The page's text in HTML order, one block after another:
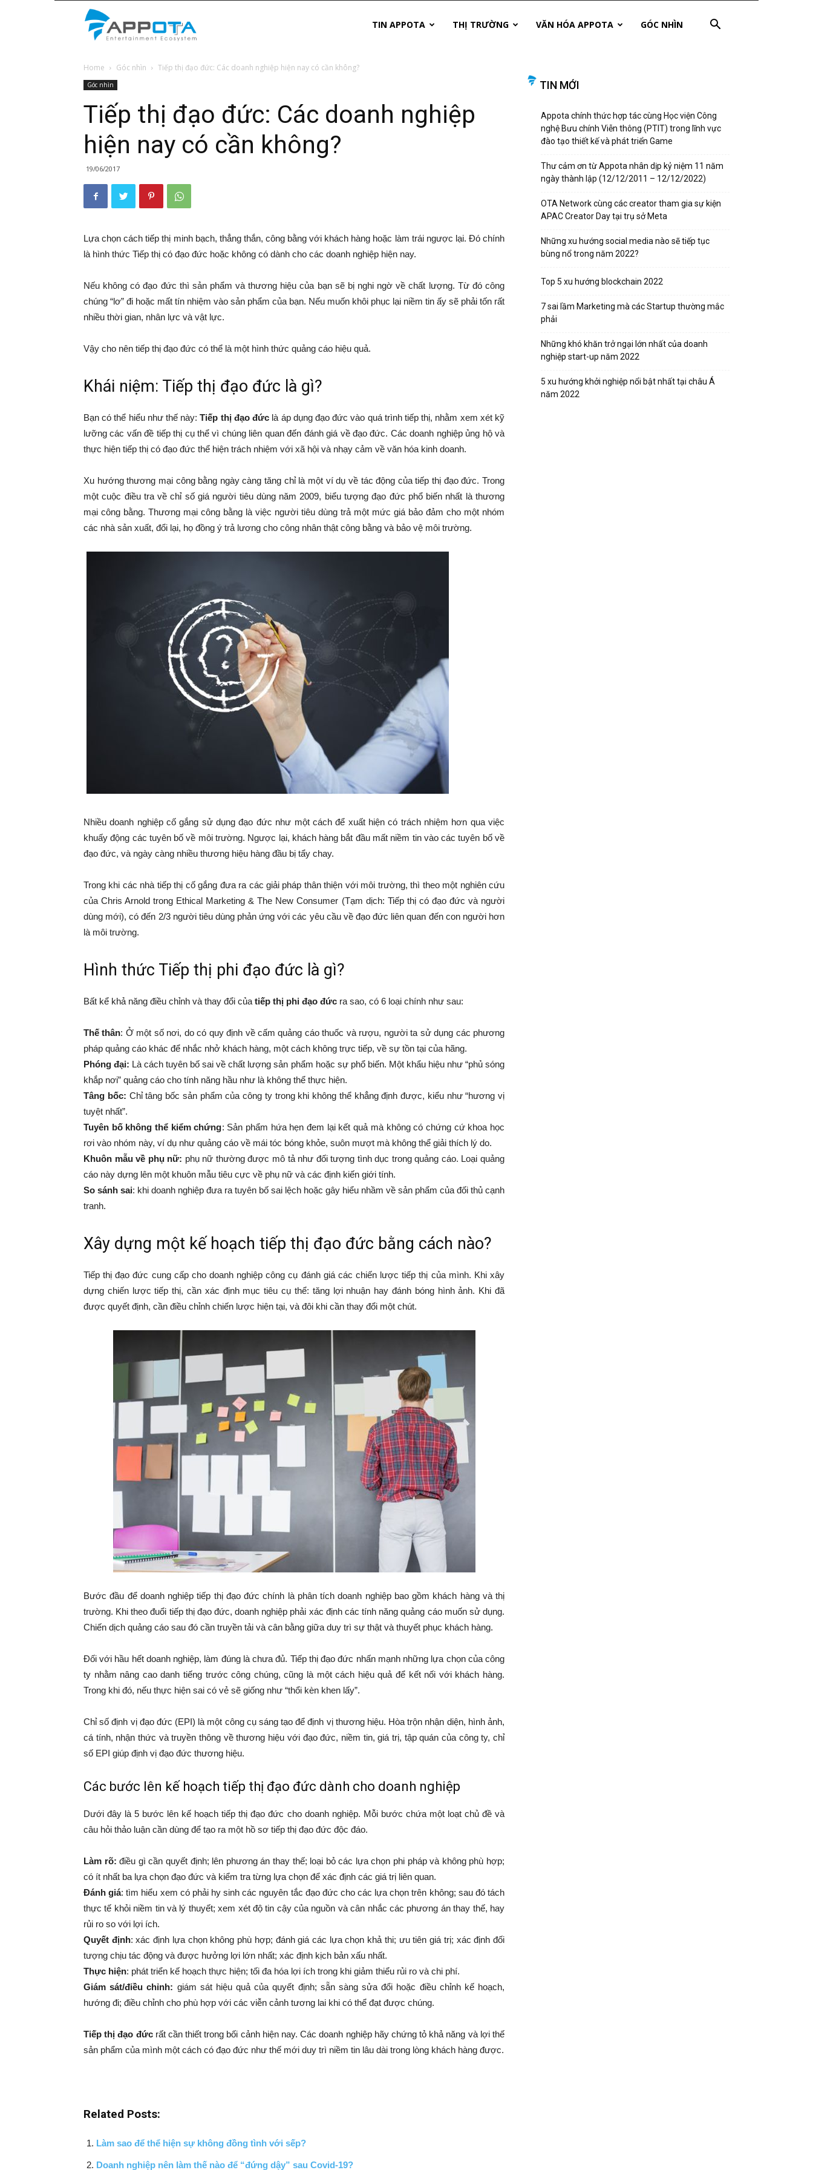
News
TIN APPOTA THỊ TRƯỜNG VĂN HÓA APPOTA GÓC NHÌN
Home Góc nhìn Tiếp thị đạo đức: Các doanh nghiệp hiện nay có cần không?
Góc nhìn
Tiếp thị đạo đức: Các doanh nghiệp
hiện nay có cần không?
19/06/2017
Lựa chọn cách tiếp thị minh bạch, thẳng thắn, công bằng với khách hàng hoặc làm trái ngược lại. Đó chính
là hình thức Tiếp thị có đạo đức hoặc không có dành cho các doanh nghiệp hiện nay.
Nếu không có đạo đức thì sản phẩm và thương hiệu của bạn sẽ bị nghi ngờ về chất lượng. Từ đó công
chúng “lơ” đi hoặc mất tín nhiệm vào sản phẩm của bạn. Nếu muốn khôi phục lại niềm tin ấy sẽ phải tốn rất
nhiều thời gian, nhân lực và vật lực.
Vậy cho nên tiếp thị đạo đức có thể là một hình thức quảng cáo hiệu quả.
Khái niệm: Tiếp thị đạo đức là gì?
Bạn có thể hiểu như thế này:Tiếp thị đạo đức là áp dụng đạo đức vào quá trình tiếp thị, nhằm xem xét kỹ
lưỡng các vấn đề tiếp thị cụ thể vì chúng liên quan đến đánh giá về đạo đức. Các doanh nghiệp ủng hộ và
thực hiện tiếp thị có đạo đức thể hiện trách nhiệm với xã hội và nhạy cảm về văn hóa kinh doanh.
Xu hướng thương mại công bằng ngày càng tăng chỉ là một ví dụ về tác động của tiếp thị đạo đức. Trong
một cuộc điều tra về chỉ số giá người tiêu dùng năm 2009, biểu tượng đạo đức phổ biến nhất là thương
mại công bằng. Thương mại công bằng là việc người tiêu dùng trả một mức giá bảo đảm cho một nhóm
các nhà sản xuất, đổi lại, họ đồng ý trả lương cho công nhân thật công bằng và bảo vệ môi trường.
Nhiều doanh nghiệp cố gắng sử dụng đạo đức như một cách để xuất hiện có trách nhiệm hơn qua việc
khuấy động các tuyên bố về môi trường. Ngược lại, khách hàng bắt đầu mất niềm tin vào các tuyên bố về
đạo đức, và ngày càng nhiều thương hiệu hàng đầu bị tẩy chay.
Trong khi các nhà tiếp thị cố gắng đưa ra các giải pháp thân thiện với môi trường, thì theo một nghiên cứu
của Chris Arnold trong Ethical Marketing & The New Consumer (Tạm dịch: Tiếp thị có đạo đức và người
dùng mới), có đến 2/3 người tiêu dùng phản ứng với các yêu cầu về đạo đức liên quan đến con người hơn
là môi trường.
Hình thức Tiếp thị phi đạo đức là gì?
Bất kể khả năng điều chỉnh và thay đổi của tiếp thị phi đạo đức ra sao, có 6 loại chính như sau:
Thế thân: Ở một số nơi, do có quy định về cấm quảng cáo thuốc và rượu, người ta sử dụng các phương
pháp quảng cáo khác để nhắc nhở khách hàng, một cách không trực tiếp, về sự tồn tại của hãng.
Phóng đại: Là cách tuyên bố sai về chất lượng sản phẩm hoặc sự phổ biến. Một khẩu hiệu như “phủ sóng
khắp nơi” quảng cáo cho tính năng hầu như là không thể thực hiện.
Tâng bốc: Chỉ tâng bốc sản phẩm của công ty trong khi không thể khẳng định được, kiểu như “hương vị
tuyệt nhất”.
Tuyên bố không thể kiểm chứng: Sản phẩm hứa hẹn đem lại kết quả mà không có chứng cứ khoa học
rơi vào nhóm này, ví dụ như quảng cáo về mái tóc bóng khỏe, suôn mượt mà không thể giải thích lý do.
Khuôn mẫu về phụ nữ: phụ nữ thường được mô tả như đối tượng tình dục trong quảng cáo. Loại quảng
cáo này dựng lên một khuôn mẫu tiêu cực về phụ nữ và các định kiến giới tính.
So sánh sai: khi doanh nghiệp đưa ra tuyên bố sai lệch hoặc gây hiểu nhầm về sản phẩm của đối thủ cạnh
tranh.
Xây dựng một kế hoạch tiếp thị đạo đức bằng cách nào?
Tiếp thị đạo đức cung cấp cho doanh nghiệp công cụ đánh giá các chiến lược tiếp thị của mình. Khi xây
dựng chiến lược tiếp thị, cần xác định mục tiêu cụ thể: tăng lợi nhuận hay đánh bóng hình ảnh. Khi đã
được quyết định, cần điều chỉnh chiến lược hiện tại, và đôi khi cần thay đổi một chút.
Bước đầu để doanh nghiệp tiếp thị đạo đức chính là phân tích doanh nghiệp bao gồm khách hàng và thị
trường. Khi theo đuổi tiếp thị đạo đức, doanh nghiệp phải xác định các tính năng quảng cáo muốn sử dụng.
Chiến dịch quảng cáo sau đó cần truyền tải và cân bằng giữa duy trì sự thật và thuyết phục khách hàng.
Đối với hầu hết doanh nghiệp, làm đúng là chưa đủ. Tiếp thị đạo đức nhấn mạnh những lựa chọn của công
ty nhằm nâng cao danh tiếng trước công chúng, cũng là một cách hiệu quả để kết nối với khách hàng.
Trong khi đó, nếu thực hiện sai có vẻ sẽ giống như “thổi kèn khen lấy”.
Chỉ số định vị đạo đức (EPI) là một công cụ sáng tạo để định vị thương hiệu. Hòa trộn nhận diện, hình ảnh,
cá tính, nhận thức và truyền thông về thương hiệu với đạo đức, niềm tin, giá trị, tập quán của công ty, chỉ
số EPI giúp định vị đạo đức thương hiệu.
Các bước lên kế hoạch tiếp thị đạo đức dành cho doanh nghiệp
Dưới đây là 5 bước lên kế hoạch tiếp thị đạo đức cho doanh nghiệp. Mỗi bước chứa một loạt chủ đề và
câu hỏi thảo luận cần dùng để tạo ra một hồ sơ tiếp thị đạo đức độc đáo.
Làm rõ: điều gì cần quyết định; lên phương án thay thế; loại bỏ các lựa chọn phi pháp và không phù hợp;
có ít nhất ba lựa chọn đạo đức và kiểm tra từng lựa chọn để xác định các giá trị liên quan.
Đánh giá: tìm hiểu xem có phải hy sinh các nguyên tắc đạo đức cho các lựa chọn trên không; sau đó tách
thực tế khỏi niềm tin và lý thuyết; xem xét độ tin cậy của nguồn và cân nhắc các phương án thay thế, hay
rủi ro so với lợi ích.
Quyết định: xác định lựa chọn không phù hợp; đánh giá các lựa chọn khả thi; ưu tiên giá trị; xác định đối
tượng chịu tác động và được hưởng lợi lớn nhất; xác định kịch bản xấu nhất.
Thực hiện: phát triển kế hoạch thực hiện; tối đa hóa lợi ích trong khi giảm thiểu rủi ro và chi phí.
Giám sát/điều chỉnh: giám sát hiệu quả của quyết định; sẵn sàng sửa đổi hoặc điều chỉnh kế hoạch,
hướng đi; điều chỉnh cho phù hợp với các viễn cảnh tương lai khi có thể đạt được chúng.
Tiếp thị đạo đứcrất cần thiết trong bối cảnh hiện nay. Các doanh nghiệp hãy chứng tỏ khả năng và lợi thế
sản phẩm của mình một cách có đạo đức như thế mới duy trì niềm tin lâu dài trong lòng khách hàng được.
Related Posts:
Làm sao để thể hiện sự không đồng tình với sếp?
Doanh nghiệp nên làm thế nào để “đứng dậy” sau Covid-19?
TIN MỚI
Appota chính thức hợp tác cùng Học viện Công
nghệ Bưu chính Viễn thông (PTIT) trong lĩnh vực
đào tạo thiết kế và phát triển Game
Thư cảm ơn từ Appota nhân dịp kỷ niệm 11 năm
ngày thành lập (12/12/2011 – 12/12/2022)
OTA Network cùng các creator tham gia sự kiện
APAC Creator Day tại trụ sở Meta
Những xu hướng social media nào sẽ tiếp tục
bùng nổ trong năm 2022?
Top 5 xu hướng blockchain 2022
7 sai lầm Marketing mà các Startup thường mắc
phải
Những khó khăn trở ngại lớn nhất của doanh
nghiệp start-up năm 2022
5 xu hướng khởi nghiệp nổi bật nhất tại châu Á
năm 2022